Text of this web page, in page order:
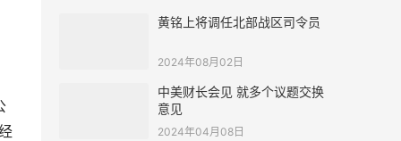
黄铭上将调任北部战区司令员
2024年08月02日
中美财长会见 就多个议题交换
意见
2024年04月08日